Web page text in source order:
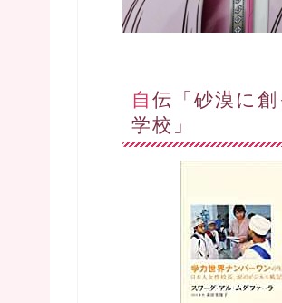
自伝「砂漠に創った世界一の
学校」